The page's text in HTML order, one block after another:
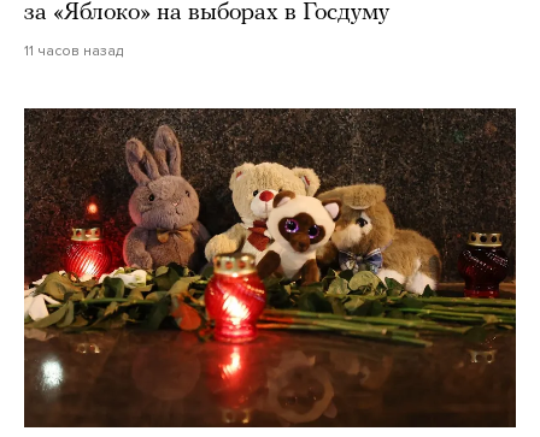
за «Яблоко» на выборах в Госдуму
11 часов назад